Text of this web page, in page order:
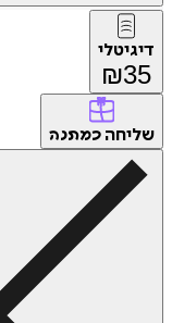
דיגיטלי
₪35
שליחה כמתנה